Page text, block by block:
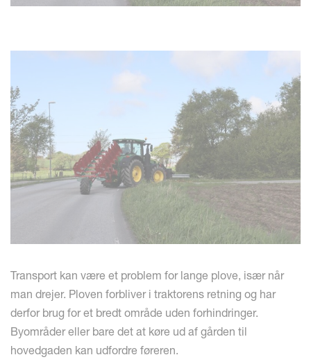
Transport kan være et problem for lange plove, især når
man drejer. Ploven forbliver i traktorens retning og har
derfor brug for et bredt område uden forhindringer.
Byområder eller bare det at køre ud af gården til
hovedgaden kan udfordre føreren.